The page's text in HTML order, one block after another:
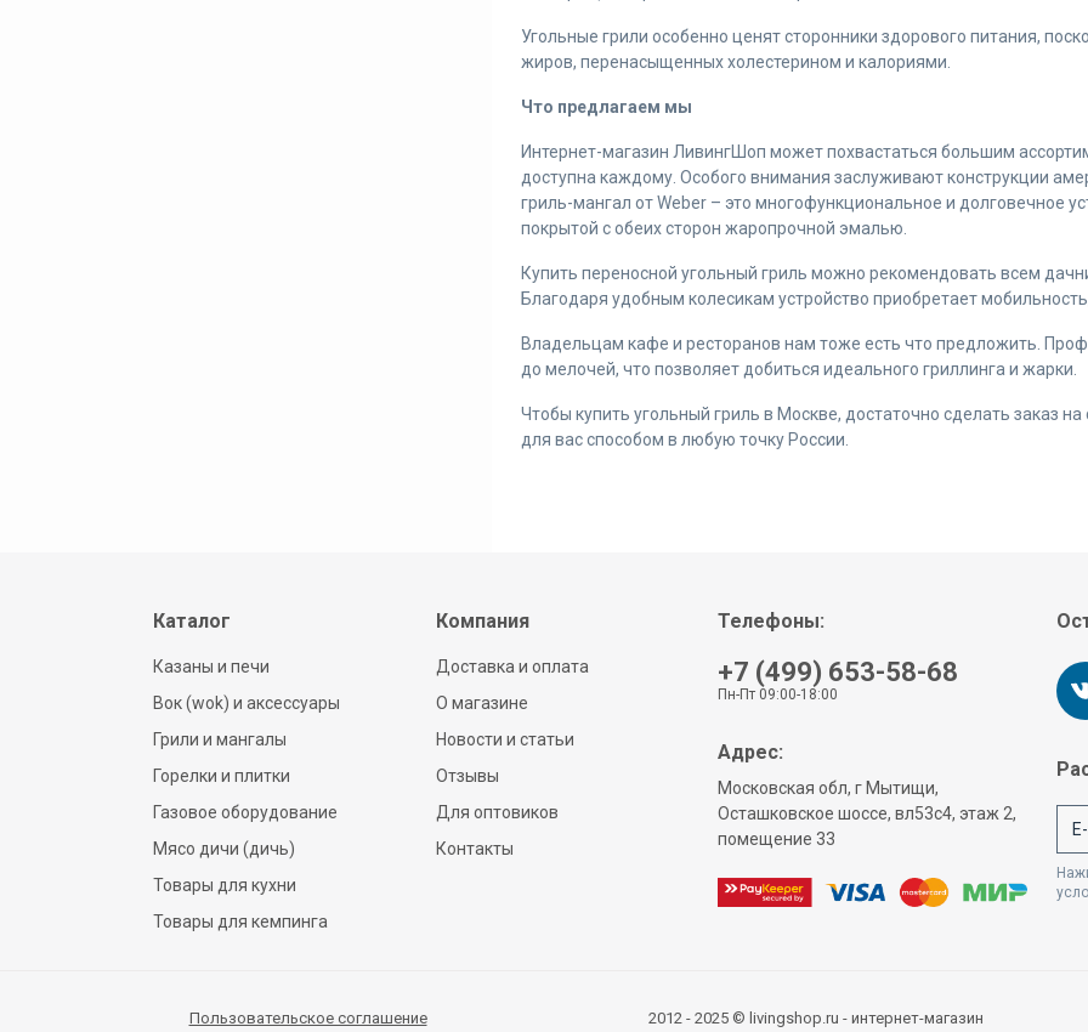
Угольные грили особенно ценят сторонники здорового питания,
жиров, перенасыщенных холестерином и калориями.
Что предлагаем мы
Интернет-магазин ЛивингШоп может похвастаться большим
доступна каждому. Особого внимания заслуживают конструкции
гриль-мангал от Weber – это многофункциональное и долговечное
покрытой с обеих сторон жаропрочной эмалью.
Купить переносной угольный гриль можно рекомендовать всем
Благодаря удобным колесикам устройство приобретает
Владельцам кафе и ресторанов нам тоже есть что предложить.
до мелочей, что позволяет добиться идеального гриллинга и жарки.
Чтобы купить угольный гриль в Москве, достаточно сделать заказ
для вас способом в любую точку России.
Каталог
Казаны и печи
Вок (wok) и аксессуары
Грили и мангалы
Горелки и плитки
Газовое оборудование
Мясо дичи (дичь)
Товары для кухни
Товары для кемпинга
Компания
Доставка и оплата
О магазине
Новости и статьи
Отзывы
Для оптовиков
Контакты
Телефоны:
+7 (499) 653-58-68
Пн-Пт 09:00-18:00
Адрес:
Московская обл, г Мытищи,
Осташковское шоссе, вл53с4, этаж 2,
помещение 33
Пользовательское соглашение 2012 - 2025 © livingshop.ru - интернет-магазин